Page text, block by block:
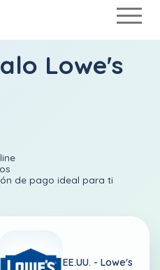
Lowe's
de pago ideal para ti
EE.UU. - Lowe's